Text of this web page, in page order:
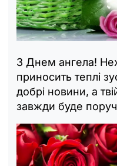
З Днем ангела!
приносить теплі
добрі новини, а
завжди буде